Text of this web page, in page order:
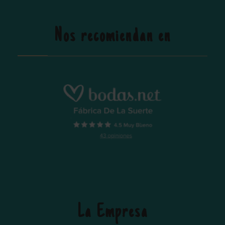
Nos recomiendan en
La Empresa